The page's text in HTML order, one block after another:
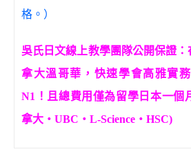
格。）
吳氏日文線上教學團隊公開保證
拿大溫哥華，快速學會高雅實
N1！且總費用僅為留學日本一個
拿大‧UBC‧L-Science‧HSC)